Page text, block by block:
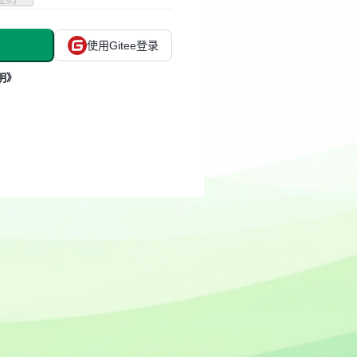
使用Gitee登录
》